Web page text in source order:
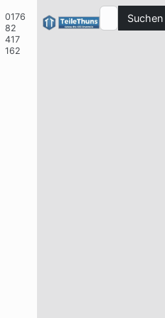
0176
82
417
162
Suchen